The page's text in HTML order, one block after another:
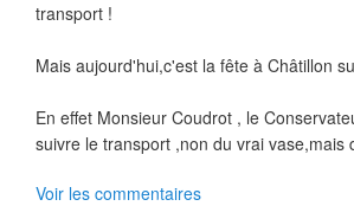
transport !
Mais aujourd'hui,c'est la fête à Châtillon
En effet Monsieur Coudrot , le
suivre le transport ,non du vrai vase,mais
Voir les commentaires